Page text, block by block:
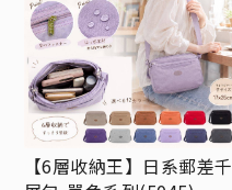
【6層收納王】日系郵差千